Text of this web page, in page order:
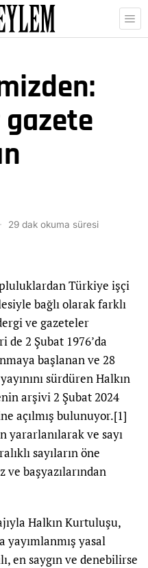
29 dak okuma süresi
Türkiye işçi
bağlı olarak farklı
ve gazeteler
de 2 Şubat 1976’da
başlanan ve 28
sürdüren Halkın
arşivi 2 Şubat 2024
açılmış bulunuyor.[1]
yararlanılarak ve sayı
sayıların öne
ve başyazılarından
Halkın Kurtuluşu,
yayımlanmış yasal
en saygın ve denebilirse